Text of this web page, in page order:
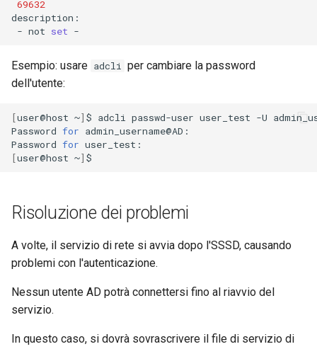
69632
- not set
Esempio: usare adcli per cambiare la password
dell'utente:
[user@host ~] $ adcli passwd-user user_test -U
Password for admin_username@AD:
Password for user_test:
[user@host ~] $
Risoluzione dei problemi
A volte, il servizio di rete si avvia dopo l'SSSD, causando
problemi con l'autenticazione.
Nessun utente AD potrà connettersi fino al riavvio del
servizio.
In questo caso, si dovrà sovrascrivere il file di servizio di